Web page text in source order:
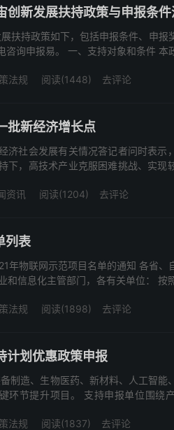
新发展扶持政策与申报条件
扶持政策如下，包括申报条件、申报
询申报易。 一、支持对象和条件 本
法规 阅读(1448) 去评论
批新经济增长点
济社会发展有关情况答记者问时表示
下，高技术产业克服困难挑战、实现
资讯 阅读(1204) 去评论
列表
年物联网示范项目名单的通知 各省、
和信息化主管部门，各有关单位： 按
法规 阅读(1898) 去评论
计划优惠政策申报
制造、生物医药、新材料、人工智能
环节提升项目。 支持申报单位围绕
法规 阅读(1837) 去评论